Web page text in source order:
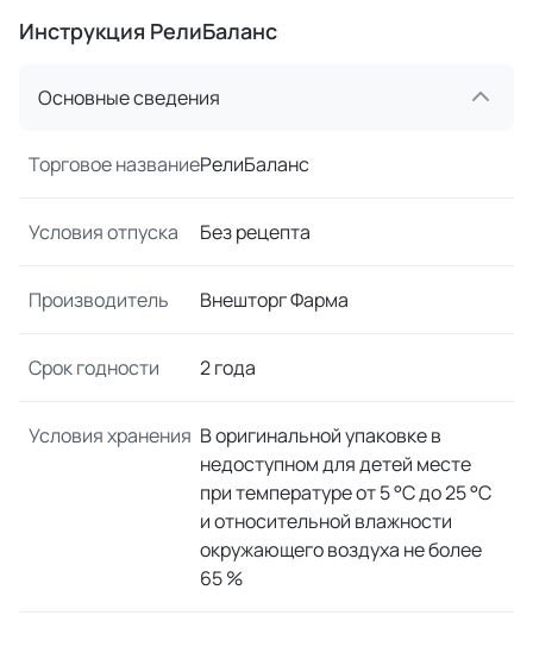
Инструкция РелиБаланс
Основные сведения
Торговое названиеРелиБаланс
Условия отпуска Без рецепта
Производитель Внешторг Фарма
Срок годности 2 года
Условия хранения В оригинальной упаковке в
недоступном для детей месте
при температуре от 5 °С до 25 °С
и относительной влажности
окружающего воздуха не более
65 %